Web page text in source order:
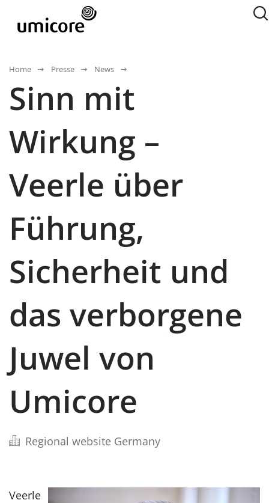
Home Presse News
Sinn mit
Wirkung –
Veerle über
Führung,
Sicherheit und
das verborgene
Juwel von
Umicore
Regional website Germany
Veerle